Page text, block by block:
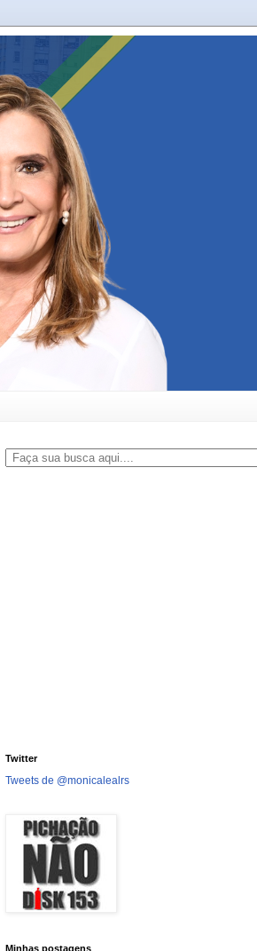
Twitter
Tweets de @monicalealrs
Minhas postagens